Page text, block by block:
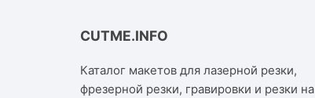
CUTME.INFO
Каталог макетов для лазерной резки,
фрезерной резки, гравировки и резки на